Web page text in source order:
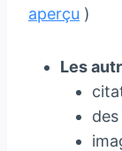
aperçu )
Les